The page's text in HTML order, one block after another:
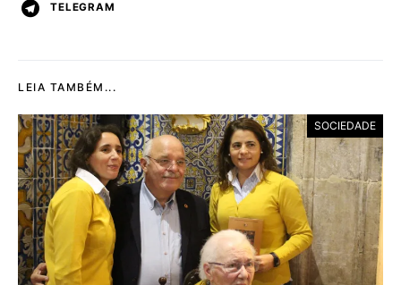
TELEGRAM
LEIA TAMBÉM...
SOCIEDADE